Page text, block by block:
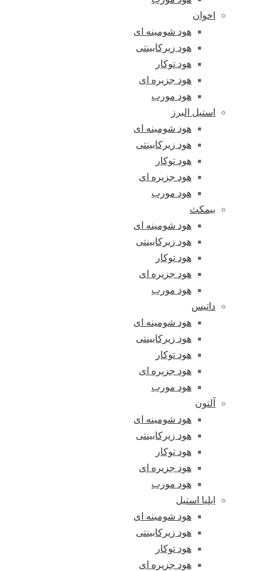
اخوان
هود شومینه ای
هود زیرکابینتی
هود توکار
هود جزیره ای
هود مورب
استیل البرز
هود شومینه ای
هود زیرکابینتی
هود توکار
هود جزیره ای
هود مورب
بیمکث
هود شومینه ای
هود زیرکابینتی
هود توکار
هود جزیره ای
هود مورب
داتیس
هود شومینه ای
هود زیرکابینتی
هود توکار
هود جزیره ای
هود مورب
آلتون
هود شومینه ای
هود زیرکابینتی
هود توکار
هود جزیره ای
هود مورب
ایلیا استیل
هود شومینه ای
هود زیرکابینتی
هود توکار
هود جزیره ای